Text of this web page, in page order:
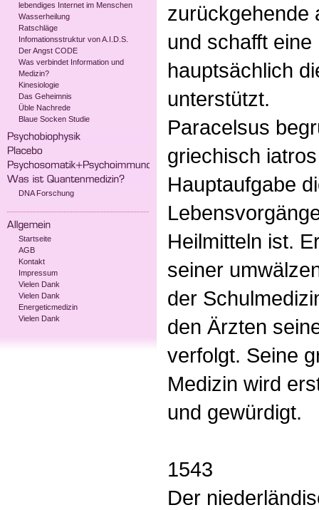
lebendiges Internet im Menschen
Wasserheilung
Ratschläge
Infomationsstruktur von A.I.D.S.
Der Angst CODE
Was verbindet Information und
Medizin?
Kinesiologie
Das Geheimnis
Üble Nachrede
Blaue Socken Studie
DNA Forschung
Startseite
AGB
Kontakt
Impressum
Vielen Dank
Vielen Dank
Energeticmedizin
Vielen Dank
zurückgehende
und schafft
hauptsächlich
unterstützt.
Paracelsus
griechisch
Hauptaufgabe
Heilmitteln ist.
seiner
der
den Ärzten
verfolgt. Seine
Medizin wird
und gewürdigt.
1543
Der